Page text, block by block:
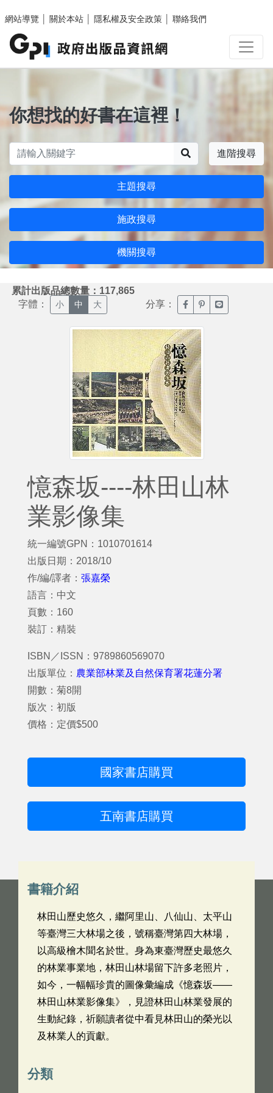
網站導覽
關於本站 隱私權及安全政策 聯絡我們
你想找的好書在這裡！
進階搜尋
主題搜尋
施政搜尋
機關搜尋
累計出版品總數量：117,865
字體： 小 中 大 分享： 臉書分享(另開新視窗)
噗浪分享(另開新
Line分享(另
憶森坂----林田山林
業影像集
統一編號GPN：1010701614
出版日期：2018/10
作/編/譯者： 張嘉榮
語言：中文
頁數：160
裝訂：精裝
ISBN／ISSN：9789860569070
出版單位： 農業部林業及自然保育署花蓮分署
開數：菊8開
版次：初版
價格：定價$500
國家書店購買
五南書店購買
書籍介紹
林田山歷史悠久，繼阿里山、八仙山、太平山
等臺灣三大林場之後，號稱臺灣第四大林場，
以高級檜木聞名於世。身為東臺灣歷史最悠久
的林業事業地，林田山林場留下許多老照片，
如今，一幅幅珍貴的圖像彙編成《憶森坂——
林田山林業影像集》，見證林田山林業發展的
生動紀錄，祈願讀者從中看見林田山的榮光以
及林業人的貢獻。
分類